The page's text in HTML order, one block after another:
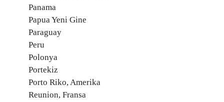
Panama
Papua Yeni Gine
Paraguay
Peru
Polonya
Portekiz
Porto Riko, Amerika
Reunion, Fransa